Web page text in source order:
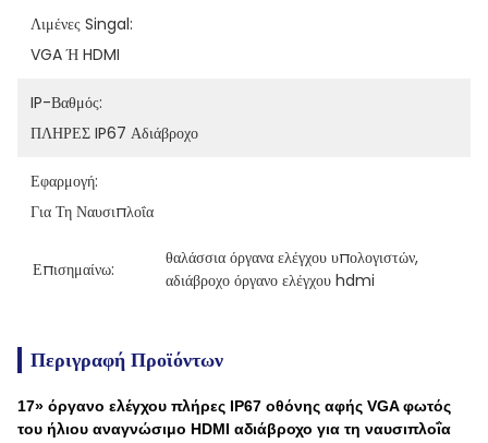
Λιμένες Singal:
VGA Ή HDMI
IP-Βαθμός:
ΠΛΗΡΕΣ IP67 Αδιάβροχο
Εφαρμογή:
Για Τη Ναυσιπλοΐα
Επισημαίνω:
θαλάσσια όργανα ελέγχου υπολογιστών,
αδιάβροχο όργανο ελέγχου hdmi
Περιγραφή Προϊόντων
17» όργανο ελέγχου πλήρες IP67 οθόνης αφής VGA φωτός
του ήλιου αναγνώσιμο HDMI αδιάβροχο για τη ναυσιπλοΐα